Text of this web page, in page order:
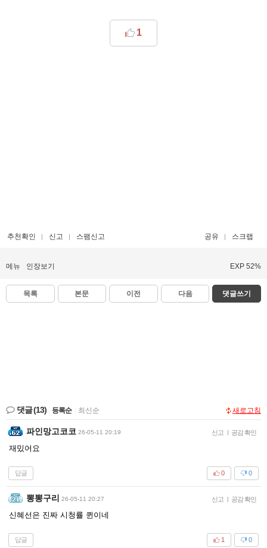
1
추천확인 신고 스팸신고 공유 스크랩
메뉴 인장보기 EXP 52%
목록 본문 이전 다음 댓글쓰기
댓글(13) 등록순 최신순 새로고침
파인망고코코 26-05-11 20:19 신고 | 공감 확인
재밌어요
답글 0
0
뽕뽕구리 26-05-11 20:27 신고 | 공감 확인
신혜선은 진짜 시청률 퀸이네
답글 0
1